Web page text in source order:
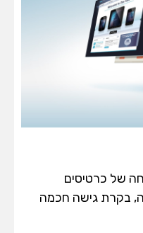
של כרטיסים
בקרת גישה חכמה